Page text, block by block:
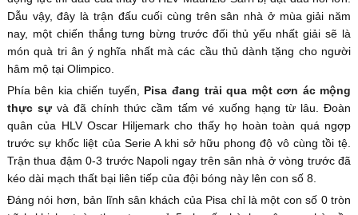
Dẫu vậy, đây là trận đấu cuối cùng trên sân nhà ở mùa giải năm
nay, một chiến thắng tưng bừng trước đối thủ yếu nhất giải sẽ là
món quà tri ân ý nghĩa nhất mà các cầu thủ dành tặng cho người
hâm mộ tại Olimpico.
Phía bên kia chiến tuyến,
Pisa đang trải qua một cơn ác mộng
thực sựvà đã chính thức cầm tấm vé xuống hạng từ lâu. Đoàn
quân của HLV Oscar Hiljemark cho thấy họ hoàn toàn quá ngợp
trước sự khốc liệt của Serie A khi sở hữu phong độ vô cùng tồi tệ.
Trận thua đậm 0-3 trước Napoli ngay trên sân nhà ở vòng trước đã
kéo dài mạch thất bại liên tiếp của đội bóng này lên con số 8.
Đáng nói hơn, bản lĩnh sân khách của Pisa chỉ là một con số 0 tròn